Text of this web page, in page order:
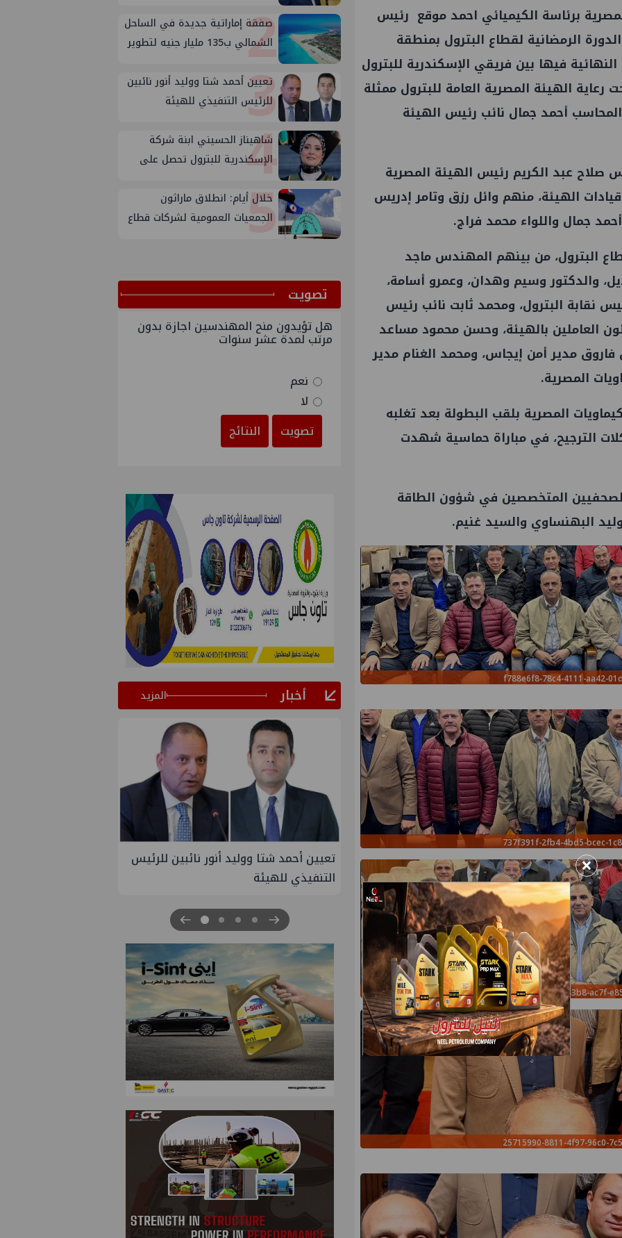
برئاسة الكيميائي احمد موقع رئيس
الرمضانية لقطاع البترول بمنطقة
النهائية فيها بين فريقي الإسكندرية للبترول
رعاية الهيئة المصرية العامة للبترول ممثلة
أحمد جمال نائب رئيس الهيئة
عبد الكريم رئيس الهيئة المصرية
الهيئة، منهم وائل رزق وتامر إدريس
جمال واللواء محمد فراج.
البترول، من بينهم المهندس ماجد
والدكتور وسيم وهدان، وعمرو أسامة،
نقابة البترول، ومحمد ثابت نائب رئيس
العاملين بالهيئة، وحسن محمود مساعد
مدير أمن إيجاس، ومحمد الغنام مدير
المصرية.
المصرية بلقب البطولة بعد تغلبه
الترجيح، في مباراة حماسية شهدت
المتخصصين في شؤون الطاقة
البهنساوي والسيد غنيم.
f788e6f8-78c4-4111-aa42-
737f391f-2fb4-4bd5-bcec-
53aef08b-7be8-43b8-ac7f-
25715990-8811-4f97-96c0-
2
صفقة إماراتية جديدة في الساحل
الشمالي ب135 مليار جنيه لتطوير
3
تعيين أحمد شتا ووليد أنور نائبين
للرئيس التنفيذي للهيئة
4
شاهيناز الحسيني ابنة شركة
الإسكندرية للبترول تحصل على
5
خلال أيام: انطلاق ماراثون
الجمعيات العمومية لشركات قطاع
ﺗﺼﻮﻳﺖ
هل تؤيدون منح المهندسين اجازة بدون
مرتب لمدة عشر سنوات
نعم
لا
تصويت
النتائج
أخبار المزيد
تعيين أحمد شتا ووليد أنور نائبين للرئيس
التنفيذي للهيئة
تاون جاس تسيطر علي كسر ماسورة في
ترعة الإسماعيلية
×